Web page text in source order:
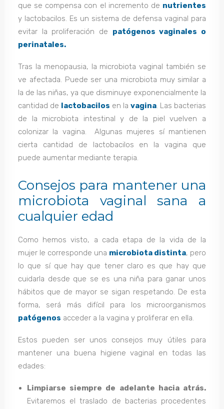
que se compensa con el incremento de nutrientes
y lactobacilos. Es un sistema de defensa vaginal para
evitar la proliferación de patógenos vaginales o
perinatales.
Tras la menopausia, la microbiota vaginal también se
ve afectada. Puede ser una microbiota muy similar a
la de las niñas, ya que disminuye exponencialmente la
cantidad de
lactobacilos en la vagina. Las bacterias
de la microbiota intestinal y de la piel vuelven a
colonizar la vagina. Algunas mujeres sí mantienen
cierta cantidad de lactobacilos en la vagina que
puede aumentar mediante terapia.
Consejos para mantener una
microbiota vaginal sana a
cualquier edad
Como hemos visto, a cada etapa de la vida de la
mujer le corresponde una microbiota distinta, pero
lo que sí que hay que tener claro es que hay que
cuidarla desde que se es una niña para ganar unos
hábitos que de mayor se sigan respetando. De esta
forma, será más difícil para los microorganismos
patógenos acceder a la vagina y proliferar en ella.
Estos pueden ser unos consejos muy útiles para
mantener una buena higiene vaginal en todas las
edades:
Limpiarse siempre de adelante hacia atrás.
Evitaremos el traslado de bacterias procedentes